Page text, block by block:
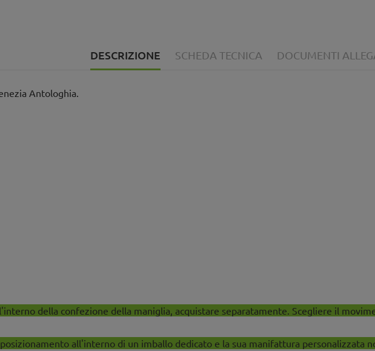
DESCRIZIONE SCHEDA TECNICA DOCUMENTI
Antologhia.
della confezione della maniglia, acquistare separatamente. Scegliere il
all'interno di un imballo dedicato e la sua manifattura personalizzata